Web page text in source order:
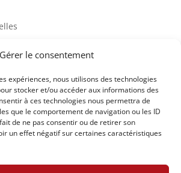
Gérer le consentement
expériences, nous utilisons des technologies
stocker et/ou accéder aux informations des
à ces technologies nous permettra de
que le comportement de navigation ou les ID
de ne pas consentir ou de retirer son
un effet négatif sur certaines caractéristiques
Chanceliers d'Etat